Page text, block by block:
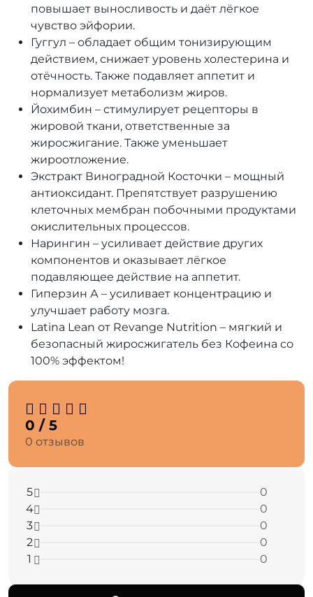
повышает выносливость и даёт лёгкое
чувство эйфории.
Гуггул – обладает общим тонизирующим
действием, снижает уровень холестерина и
отёчность. Также подавляет аппетит и
нормализует метаболизм жиров.
Йохимбин – стимулирует рецепторы в
жировой ткани, ответственные за
жиросжигание. Также уменьшает
жироотложение.
Экстракт Виноградной Косточки – мощный
антиоксидант. Препятствует разрушению
клеточных мембран побочными продуктами
окислительных процессов.
Нарингин – усиливает действие других
компонентов и оказывает лёгкое
подавляющее действие на аппетит.
Гиперзин А – усиливает концентрацию и
улучшает работу мозга.
Latina Lean от Revange Nutrition – мягкий и
безопасный жиросжигатель без Кофеина со
100% эффектом!
0 / 5
0 отзывов
5
0
4
0
3
0
2
0
1
0